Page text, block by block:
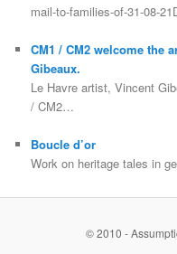
mail-to-families-of-31-08-
CM1 / CM2 welcome the
Gibeaux.
Le Havre artist, Vincent
/ CM2…
Boucle d’or
Work on heritage tales in
© 2010 -